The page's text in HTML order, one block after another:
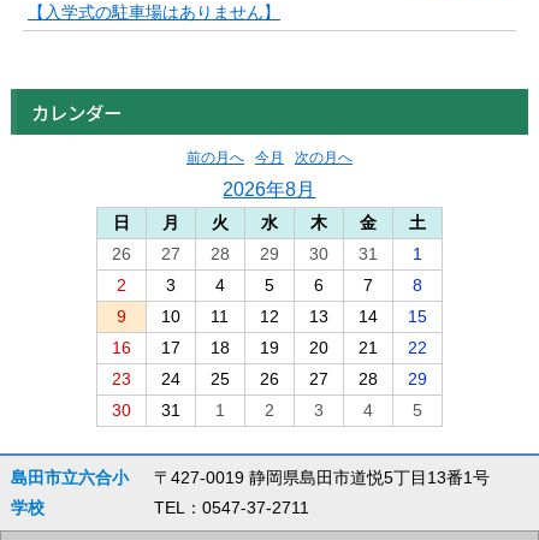
【入学式の駐車場はありません】
カレンダー
前の月へ 今月 次の月へ
2026年8月
日 月 火 水 木 金
土
26
27 28 29 30 31
1
2
3 4 5 6 7
8
9
10 11 12 13 14
15
16
17 18 19 20 21
22
23
24 25 26 27 28
29
30
31 1 2 3 4 5
島田市立六合小
学校
〒427-0019 静岡県島田市道悦5丁目13番1号
TEL：0547-37-2711